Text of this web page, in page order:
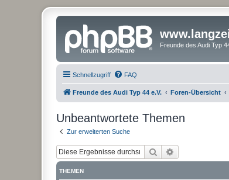
Freunde des Audi Typ
Schnellzugriff FAQ
Freunde des Audi Typ 44 e.V. Foren-Übersicht
Unbeantwortete Themen
Zur erweiterten Suche
Suche
THEMEN